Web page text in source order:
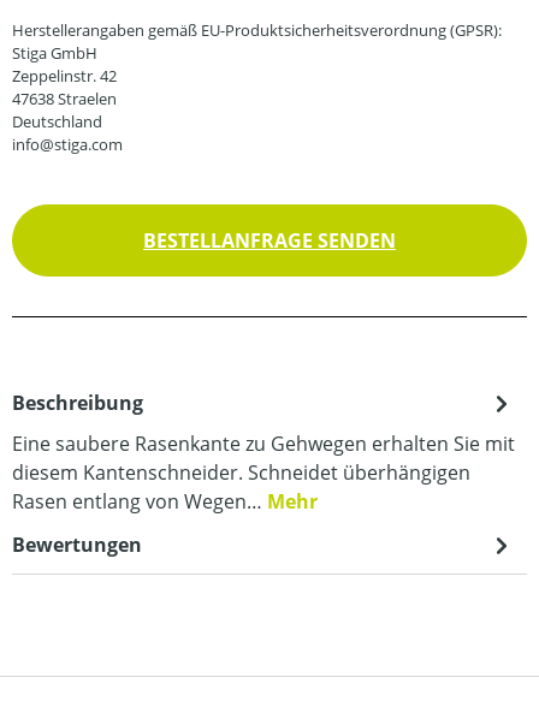
Herstellerangaben gemäß EU-Produktsicherheitsverordnung (GPSR):
Stiga GmbH
Zeppelinstr. 42
47638 Straelen
Deutschland
info@stiga.com
BESTELLANFRAGE SENDEN
Beschreibung
Eine saubere Rasenkante zu Gehwegen erhalten Sie mit
diesem Kantenschneider. Schneidet überhängigen
Rasen entlang von Wegen… Mehr
Bewertungen